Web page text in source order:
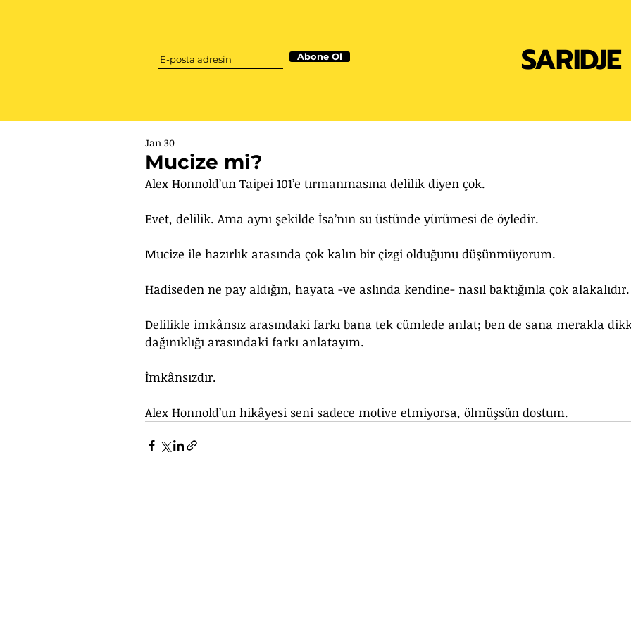
Abone Ol SARIDJE
Mucize mi?
Jan 30
Alex Honnold’un Taipei 101’e tırmanmasına delilik diyen çok.
Evet, delilik. Ama aynı şekilde İsa’nın su üstünde yürümesi de öyledir.
Mucize ile hazırlık arasında çok kalın bir çizgi olduğunu düşünmüyorum.
Hadiseden ne pay aldığın, hayata -ve aslında kendine- nasıl baktığınla çok
Delilikle imkânsız arasındaki farkı bana tek cümlede anlat; ben de sana merakla
dağınıklığı arasındaki farkı anlatayım.
İmkânsızdır.
Alex Honnold’un hikâyesi seni sadece motive etmiyorsa, ölmüşsün dostum.